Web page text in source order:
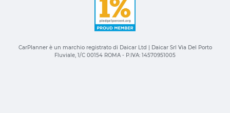
CarPlanner è un marchio registrato di Daicar Ltd | Daicar Srl Via Del Porto
Fluviale, 1/C 00154 ROMA - P.IVA: 14570951005